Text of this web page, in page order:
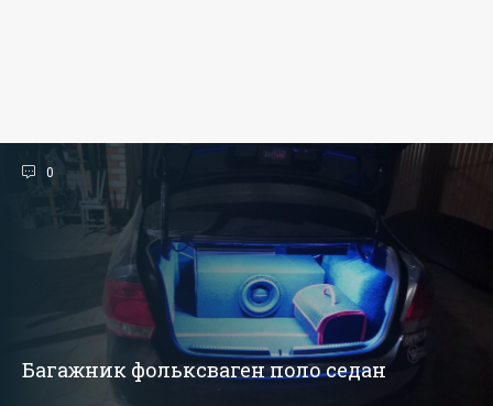
0
Багажник фольксваген поло седан